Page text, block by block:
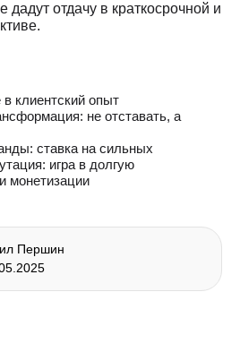
дадут отдачу в краткосрочной и
в клиентский опыт
не отставать, а
ставка на сильных
игра в долгую
монетизации
Першин